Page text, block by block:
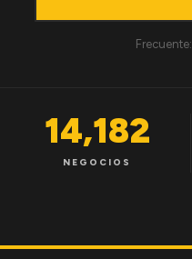
Frecuente:
14,182
NEGOCIOS